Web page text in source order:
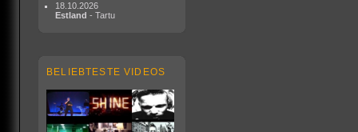
18.10.2026
Estland - Tartu
BELIEBTESTE VIDEOS